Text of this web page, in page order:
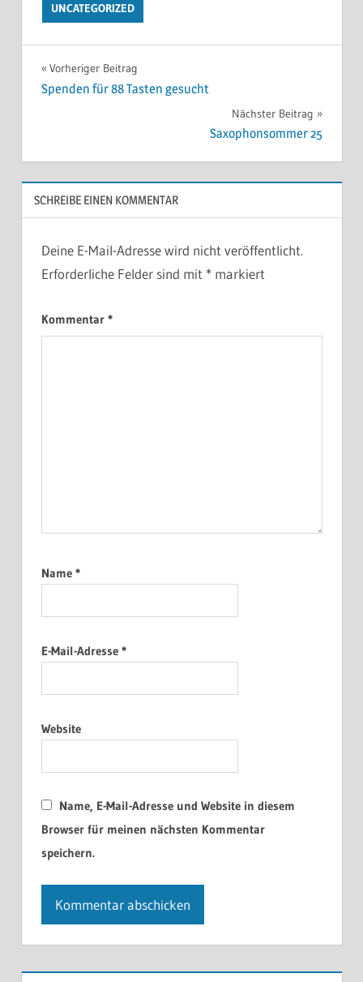
UNCATEGORIZED
Vorheriger Beitrag
Spenden für 88 Tasten gesucht
Nächster Beitrag
Saxophonsommer 25
SCHREIBE EINEN KOMMENTAR
Deine E-Mail-Adresse wird nicht veröffentlicht.
Erforderliche Felder sind mit *markiert
Kommentar *
Name *
E-Mail-Adresse *
Website
Name, E-Mail-Adresse und Website in diesem
Browser für meinen nächsten Kommentar
speichern.